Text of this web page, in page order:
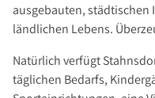
ausgebauten, städtischen
ländlichen Lebens.
Natürlich verfügt
täglichen Bedarfs,